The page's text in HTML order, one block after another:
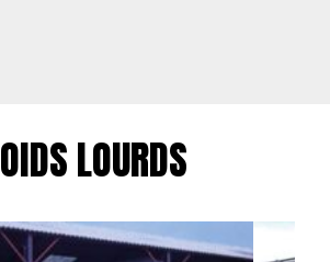
LOURDS